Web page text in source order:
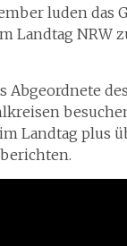
luden
Landtag NRW
Abgeordnete
Landtag plus